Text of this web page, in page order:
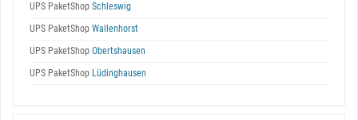
UPS PaketShop Schleswig
UPS PaketShop Wallenhorst
UPS PaketShop Obertshausen
UPS PaketShop Lüdinghausen